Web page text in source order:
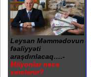
Leysan Məmmədovun
fəaliyyəti
araşdırılacaq….-
Milyonlar necə
xərclənir?